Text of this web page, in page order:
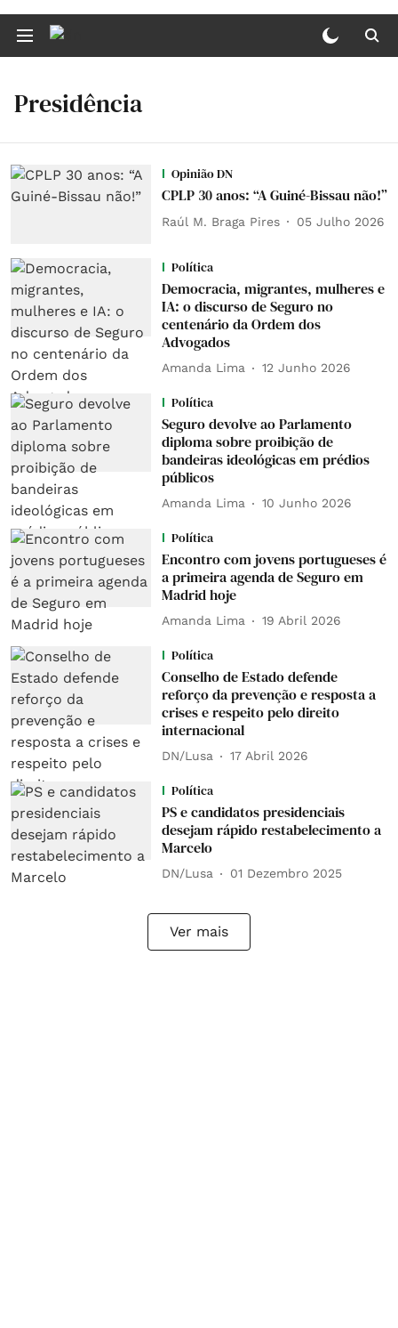
Presidência
Opinião DN
CPLP 30 anos: “A Guiné-Bissau não!”
Raúl M. Braga Pires 05 Julho 2026
Política
Democracia, migrantes, mulheres e
IA: o discurso de Seguro no
centenário da Ordem dos
Advogados
Amanda Lima 12 Junho 2026
Política
Seguro devolve ao Parlamento
diploma sobre proibição de
bandeiras ideológicas em prédios
públicos
Amanda Lima 10 Junho 2026
Política
Encontro com jovens portugueses é
a primeira agenda de Seguro em
Madrid hoje
Amanda Lima 19 Abril 2026
Política
Conselho de Estado defende
reforço da prevenção e resposta a
crises e respeito pelo direito
internacional
DN/Lusa 17 Abril 2026
Política
PS e candidatos presidenciais
desejam rápido restabelecimento a
Marcelo
DN/Lusa 01 Dezembro 2025
Ver mais